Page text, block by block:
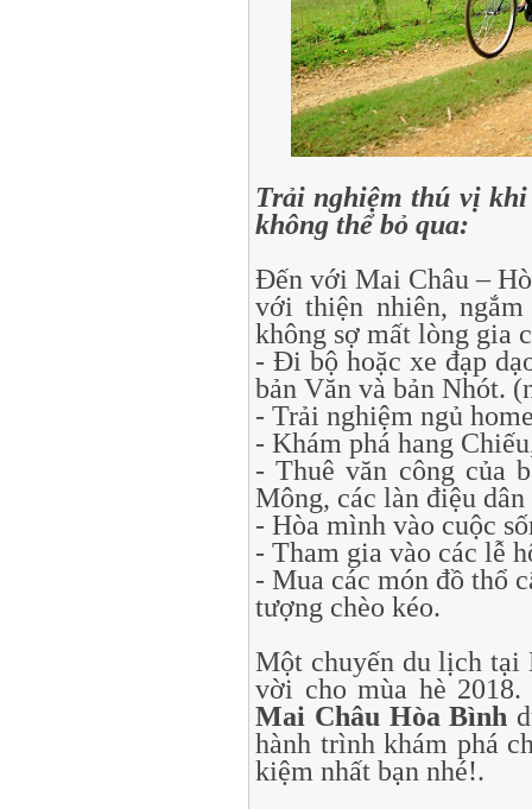
Trải nghiệm thú vị
không thể bỏ qua:
Đến với Mai Châu –
với thiện nhiên,
không sợ mất lòng gia
- Đi bộ hoặc xe đạp
bản Văn và bản Nhót.
- Trải nghiệm ngủ
- Khám phá hang
- Thuê văn công của
Mông, các làn điệu
- Hòa mình vào cuộc
- Tham gia vào các lễ
- Mua các món đồ thổ
tượng chèo kéo.
Một chuyến du lịch tại
vời cho mùa hè
Mai Châu Hòa Bình
hành trình khám phá
kiệm nhất bạn nhé!.